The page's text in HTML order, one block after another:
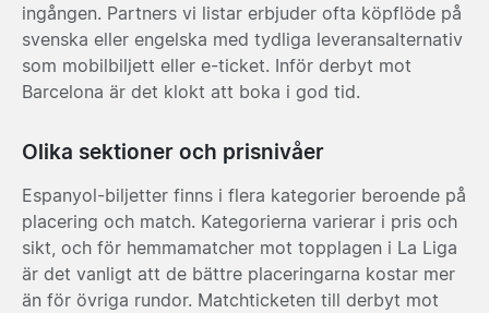
ingången. Partners vi listar erbjuder ofta köpflöde på
svenska eller engelska med tydliga leveransalternativ
som mobilbiljett eller e-ticket. Inför derbyt mot
Barcelona är det klokt att boka i god tid.
Olika sektioner och prisnivåer
Espanyol-biljetter finns i flera kategorier beroende på
placering och match. Kategorierna varierar i pris och
sikt, och för hemmamatcher mot topplagen i La Liga
är det vanligt att de bättre placeringarna kostar mer
än för övriga rundor. Matchticketen till derbyt mot